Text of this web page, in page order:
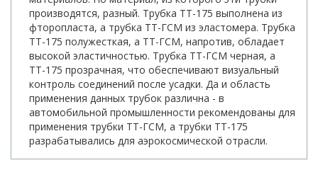
производятся, разный. Трубка ТТ-175 выполнена из
фторопласта, а трубка ТТ-ГСМ из эластомера. Трубка
ТТ-175 полужесткая, а ТТ-ГСМ, напротив, обладает
высокой эластичностью. Трубка ТТ-ГСМ черная, а
ТТ-175 прозрачная, что обеспечивают визуальный
контроль соединений после усадки. Да и область
применения данных трубок различна - в
автомобильной промышленности рекомендованы для
применения трубки ТТ-ГСМ, а трубки ТТ-175
разрабатывались для аэрокосмической отрасли.